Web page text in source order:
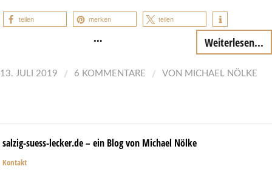
teilen merken teilen
… Weiterlesen...
13. JULI 2019 / 6 KOMMENTARE / VON MICHAEL NÖLKE
salzig-suess-lecker.de – ein Blog von Michael Nölke
Kontakt